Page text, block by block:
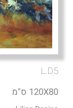
L.D5
120X80 ס"מ